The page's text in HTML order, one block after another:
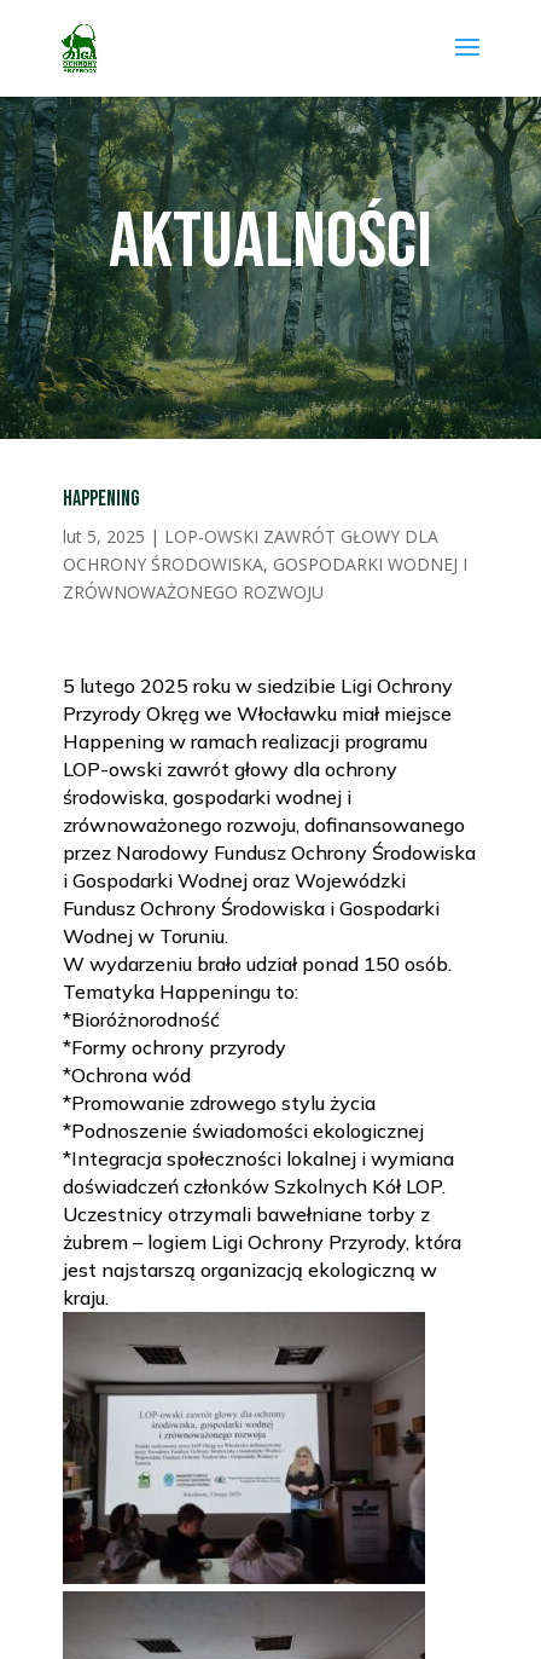
AKTUALNOŚCI
Happening
lut 5, 2025 | LOP-OWSKI ZAWRÓT GŁOWY DLA
OCHRONY ŚRODOWISKA, GOSPODARKI WODNEJ I
ZRÓWNOWAŻONEGO ROZWOJU
5 lutego 2025 roku w siedzibie Ligi Ochrony
Przyrody Okręg we Włocławku miał miejsce
Happening w ramach realizacji programu
LOP-owski zawrót głowy dla ochrony
środowiska, gospodarki wodnej i
zrównoważonego rozwoju, dofinansowanego
przez Narodowy Fundusz Ochrony Środowiska
i Gospodarki Wodnej oraz Wojewódzki
Fundusz Ochrony Środowiska i Gospodarki
Wodnej w Toruniu.
W wydarzeniu brało udział ponad 150 osób.
Tematyka Happeningu to:
*Bioróżnorodność
*Formy ochrony przyrody
*Ochrona wód
*Promowanie zdrowego stylu życia
*Podnoszenie świadomości ekologicznej
*Integracja społeczności lokalnej i wymiana
doświadczeń członków Szkolnych Kół LOP.
Uczestnicy otrzymali bawełniane torby z
żubrem – logiem Ligi Ochrony Przyrody, która
jest najstarszą organizacją ekologiczną w
kraju.